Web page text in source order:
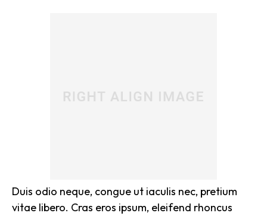
Duis odio neque, congue ut iaculis nec, pretium
vitae libero. Cras eros ipsum, eleifend rhoncus